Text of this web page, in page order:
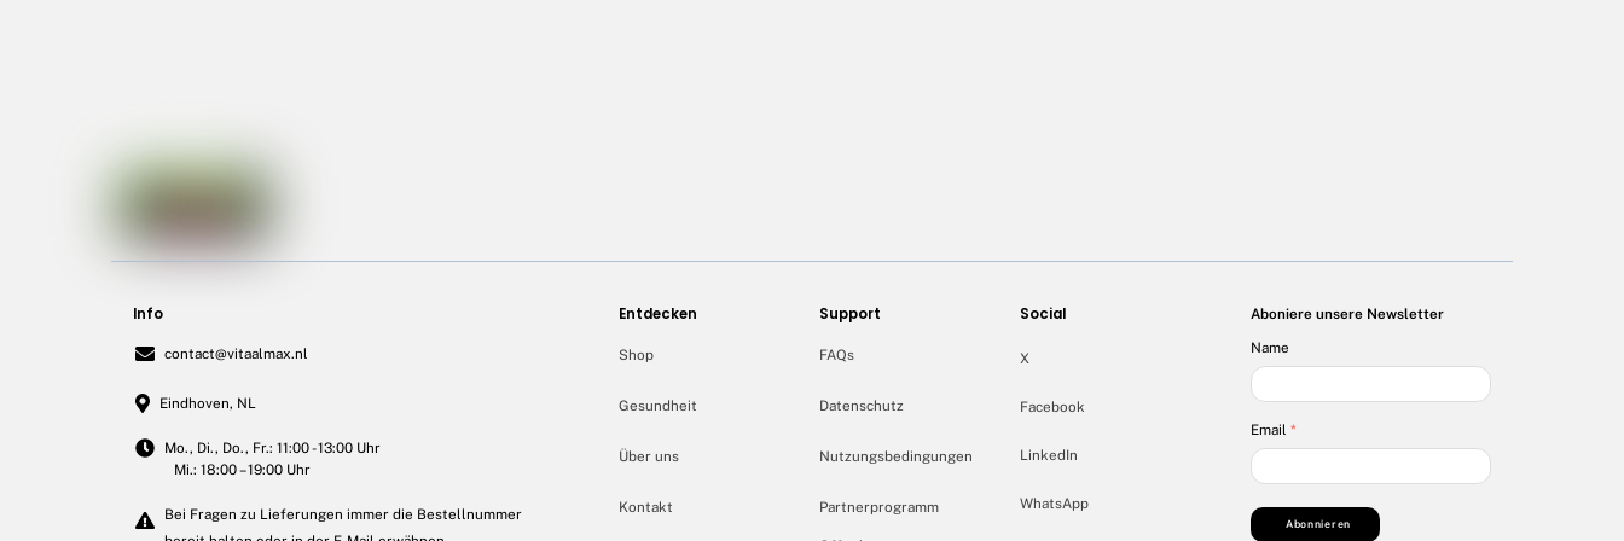
Info
contact@vitaalmax.nl
Eindhoven, NL
Mo., Di., Do., Fr.: 11:00 - 13:00 Uhr
Mi.: 18:00 – 19:00 Uhr
Bei Fragen zu Lieferungen immer die Bestellnummer
Entdecken
Shop
Gesundheit
Über uns
Kontakt
Support
FAQs
Datenschutz
Nutzungsbedingungen
Partnerprogramm
Social
X
Facebook
LinkedIn
WhatsApp
Aboniere unsere Newsletter
Name
Email *
Abonnieren